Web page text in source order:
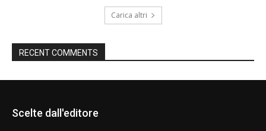
Carica altri
RECENT COMMENTS
Scelte dall'editore